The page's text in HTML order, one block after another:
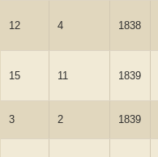
12 4 1838
15 11 1839
3 2 1839